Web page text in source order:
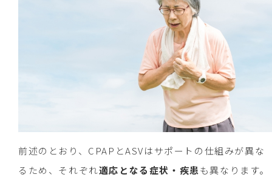
前述のとおり、CPAPとASVはサポートの仕組みが異な
るため、それぞれ適応となる症状・疾患も異なります。